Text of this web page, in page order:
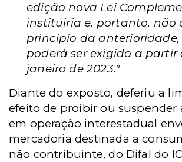
edição nova Lei
instituiria e, portanto, não
princípio da anterioridade,
poderá ser exigido a partir
janeiro de 2023."
Diante do exposto, deferiu a
efeito de proibir ou suspender
em operação interestadual
mercadoria destinada a
não contribuinte, do Difal do